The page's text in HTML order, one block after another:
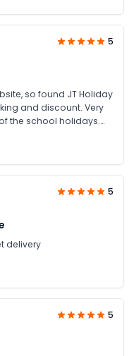
5
so found JT Holiday
and discount. Very
the school holidays.
5
delivery
5